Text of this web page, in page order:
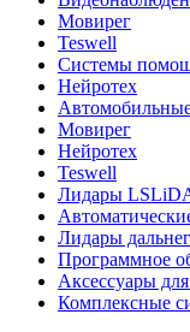
Мовирег
Teswell
Системы
Нейротех
Мовирег
Нейротех
Teswell
Лидары
Лидары
Программное
Аксессуары
Комплексные